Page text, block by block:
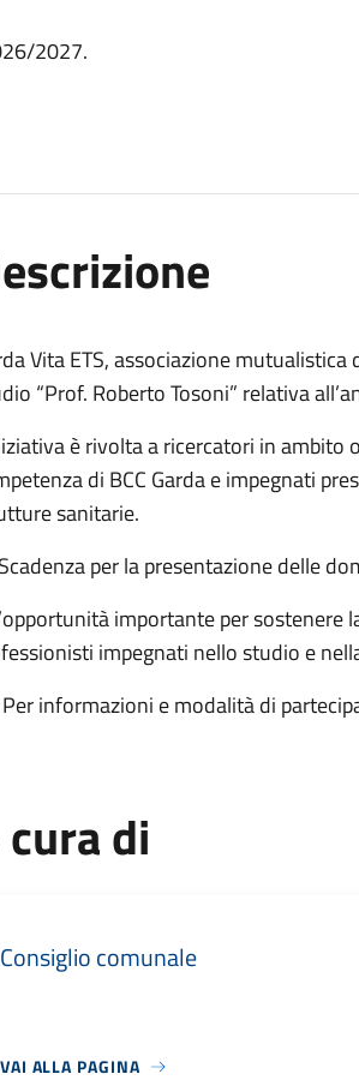
2027.
Vita ETS, associazione
“Prof. Roberto Tosoni” relativa
è rivolta a ricercatori in
di BCC Garda e impegnati
sanitarie.
per la presentazione delle
importante per sostenere
impegnati nello studio e
informazioni e modalità di
di
Consiglio comunale
VAI ALLA PAGINA